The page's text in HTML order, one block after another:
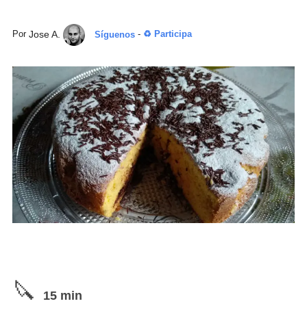
Por Jose A. Síguenos- ♻ Participa
15 min